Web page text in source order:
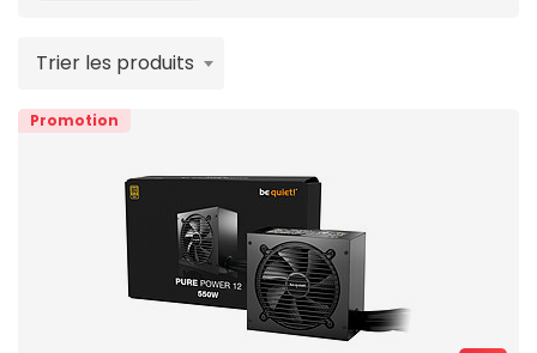
gaming occasionnel, des applications bureautiques
ou de création légères et du multimédia,
alimentation PC de 550 watts
énergétique et prix.
Trier les produits
Promotion